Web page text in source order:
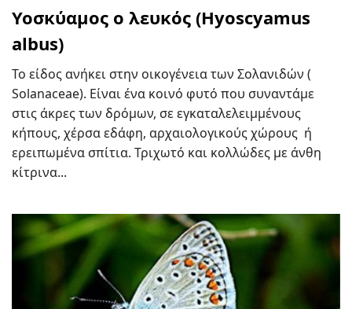
Υοσκύαμος ο λευκός (Hyoscyamus
albus)
To είδος ανήκει στην οικογένεια των Σολανιδών (
Solanaceae). Είναι ένα κοινό φυτό που συναντάμε
στις άκρες των δρόμων, σε εγκαταλελειμμένους
κήπους, χέρσα εδάφη, αρχαιολογικούς χώρους ή
ερειπωμένα σπίτια. Τριχωτό και κολλώδες με άνθη
κίτρινα...